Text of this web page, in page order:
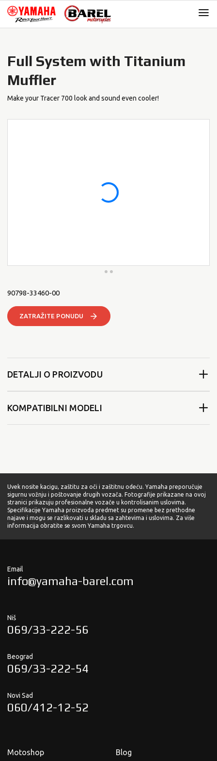
Skip
navigation
Skip
content
Full System with Titanium
Muffler
Make your Tracer 700 look and sound even cooler!
90798-33460-00
ZATRAŽITE PONUDU
DETALJI O PROIZVODU
KOMPATIBILNI MODELI
Uvek nosite kacigu, zaštitu za oči i zaštitnu odeću. Yamaha preporučuje
sigurnu vožnju i poštovanje drugih vozača. Fotografije prikazane na ovoj
stranici prikazuju profesionalne vozače u kontrolisanim uslovima.
Specifikacije Yamaha proizvoda predmet su promene bez prethodne
najave i mogu se razlikovati u skladu sa zahtevima i uslovima. Za više
informacija obratite se svom Yamaha trgovcu.
Email
info@yamaha-barel.com
Niš
069/33-222-56
Beograd
069/33-222-54
Novi Sad
060/412-12-52
Motoshop
Blog